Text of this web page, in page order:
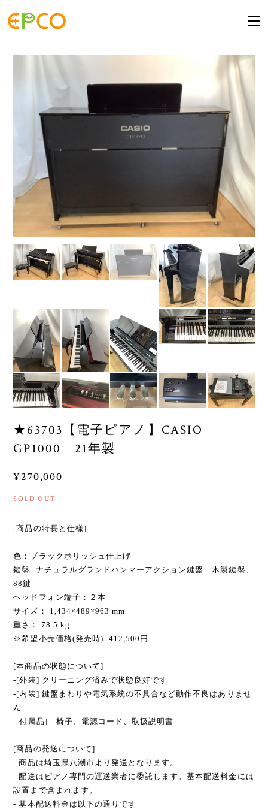
★63703【電子ピアノ】CASIO
GP1000 21年製
¥270,000
SOLD OUT
[商品の特長と仕様]
色：ブラックポリッシュ仕上げ
鍵盤: ナチュラルグランドハンマーアクション鍵盤 木製鍵盤、
88鍵
ヘッドフォン端子：２本
サイズ： 1,434×489×963 mm
重さ： 78.5 kg
※希望小売価格(発売時): 412,500円
[本商品の状態について]
-[外装] クリーニング済みで状態良好です
-[内装] 鍵盤まわりや電気系統の不具合など動作不良はありませ
ん
-[付属品] 椅子、電源コード、取扱説明書
[商品の発送について]
- 商品は埼玉県八潮市より発送となります。
- 配送はピアノ専門の運送業者に委託します。基本配送料金には
設置まで含まれます。
- 基本配送料金は以下の通りです